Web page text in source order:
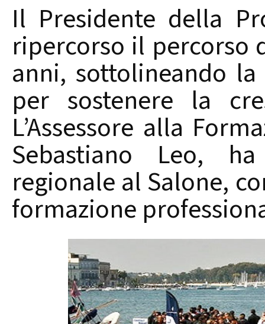
Il Presidente della
ripercorso il
anni, sottolineando la
per sostenere la
L’Assessore alla
Sebastiano Leo,
regionale al Salone,
formazione